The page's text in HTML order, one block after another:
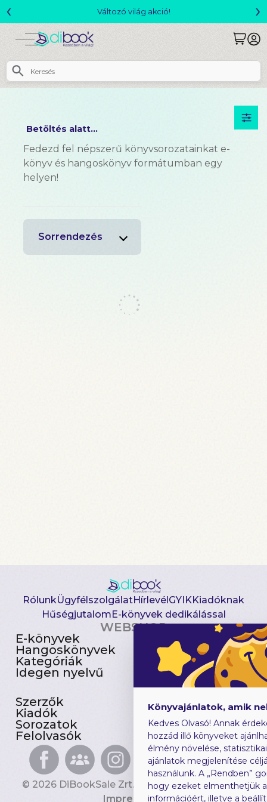
Csomagajánlatok- Akár 25% kedvezménnyel!
‹ ›
Betöltés alatt...
Fedezd fel népszerű könyvsorozatainkat e-
könyv és hangoskönyv formátumban egy
helyen!
Sorrendezés
RólunkÜgyfélszolgálatHírlevélGYIKKiadóknak
HűségjutalomE-könyvek dedikálással
WEBSHOP
E-könyvek
Hangoskönyvek
Kategóriák
Idegen nyelvű
Csomagajánlatok
Akciósak
Előjegyezhetők
Újdonságok
Szerzők
Kiadók
Sorozatok
Felolvasók
Gyerekkönyvek
Heti toplista
Ajándékutalvány
Blog
© 2026 DiBookSale Zrt. Minden jog fenntartva.
Impresszum
Könyvajánlatok, amik
Kedves Olvasó! Annak
hozzád illő könyveket
élmény növelése,
ajánlatok megjelenítése
használunk. A „Rendben”
hogy ezeket elmenthetjük
információért, illetve a